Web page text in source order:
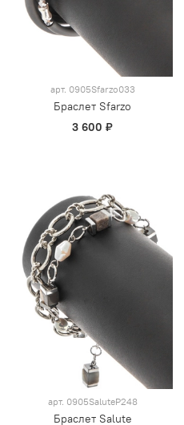
арт. 0905Sfarzo033
Браслет Sfarzo
3 600 ₽
арт. 0905SaluteP248
Браслет Salute